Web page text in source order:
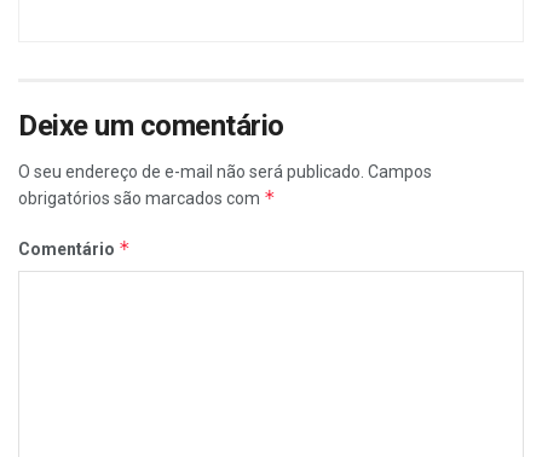
Deixe um comentário
O seu endereço de e-mail não será publicado. Campos
obrigatórios são marcados com *
Comentário *